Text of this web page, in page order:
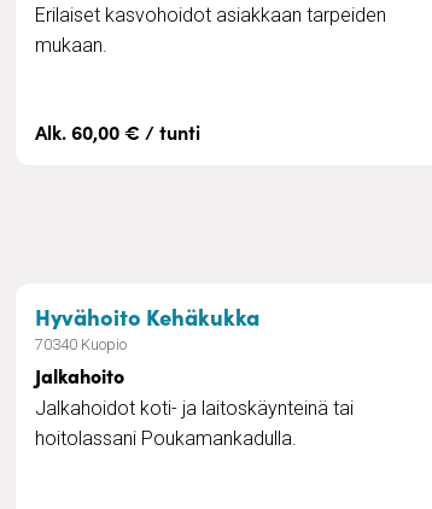
Erilaiset kasvohoidot asiakkaan tarpeiden
mukaan.
Alk. 60,00 € / tunti
Hyvähoito Kehäkukka– Jalkahoito
70340 Kuopio
Jalkahoito
Jalkahoidot koti- ja laitoskäynteinä tai
hoitolassani Poukamankadulla.